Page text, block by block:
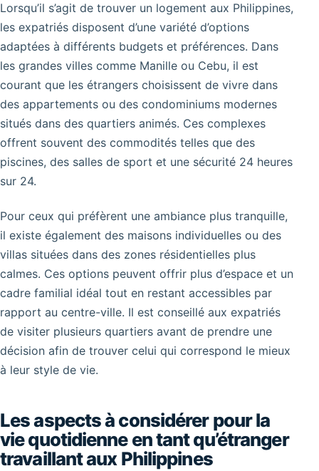
Lorsqu’il s’agit de trouver un logement aux Philippines,
les expatriés disposent d’une variété d’options
adaptées à différents budgets et préférences. Dans
les grandes villes comme Manille ou Cebu, il est
courant que les étrangers choisissent de vivre dans
des appartements ou des condominiums modernes
situés dans des quartiers animés. Ces complexes
offrent souvent des commodités telles que des
piscines, des salles de sport et une sécurité 24 heures
sur 24.
Pour ceux qui préfèrent une ambiance plus tranquille,
il existe également des maisons individuelles ou des
villas situées dans des zones résidentielles plus
calmes. Ces options peuvent offrir plus d’espace et un
cadre familial idéal tout en restant accessibles par
rapport au centre-ville. Il est conseillé aux expatriés
de visiter plusieurs quartiers avant de prendre une
décision afin de trouver celui qui correspond le mieux
à leur style de vie.
Les aspects à considérer pour la
vie quotidienne en tant qu’étranger
travaillant aux Philippines